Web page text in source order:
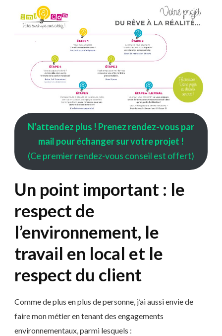
N’attendez plus ! Prenez rendez-vous par
mail pour échanger sur votre projet !
(Ce premier rendez-vous conseil est offert)
Un point important : le
respect de
l’environnement, le
travail en local et le
respect du client
Comme de plus en plus de personne, j’ai aussi envie de
faire mon métier en tenant des engagements
environnementaux, parmi lesquels :